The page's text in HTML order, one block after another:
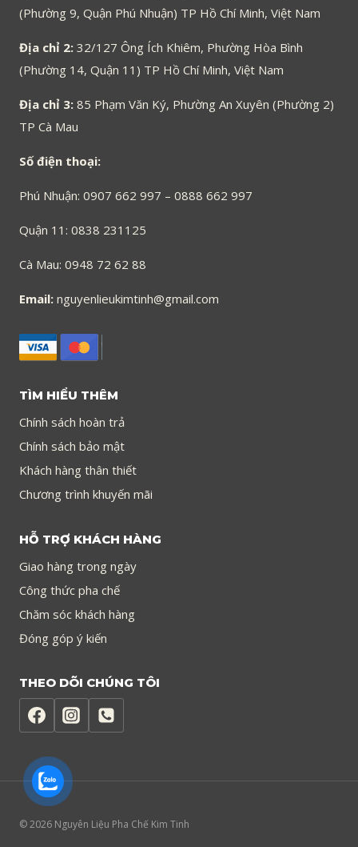
(Phường 9, Quận Phú Nhuận) TP Hồ Chí Minh, Việt Nam
Địa chỉ 2: 32/127 Ông Ích Khiêm, Phường Hòa Bình
(Phường 14, Quận 11) TP Hồ Chí Minh, Việt Nam
Địa chỉ 3: 85 Phạm Văn Ký, Phường An Xuyên (Phường 2)
TP Cà Mau
Số điện thoại:
Phú Nhuận: 0907 662 997 – 0888 662 997
Quận 11: 0838 231125
Cà Mau: 0948 72 62 88
Email: nguyenlieukimtinh@gmail.com
TÌM HIỂU THÊM
Chính sách hoàn trả
Chính sách bảo mật
Khách hàng thân thiết
Chương trình khuyến mãi
HỖ TRỢ KHÁCH HÀNG
Giao hàng trong ngày
Công thức pha chế
Chăm sóc khách hàng
Đóng góp ý kiến
THEO DÕI CHÚNG TÔI
© 2026 Nguyên Liệu Pha Chế Kim Tinh